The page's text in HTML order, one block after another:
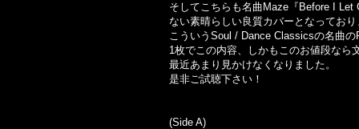
そしてこちらも名曲Maze『Before I
ない素晴らしい良質カバーとなっており
こういうSoul / Dance Classicsの名曲
1枚でこの内容、しかもこのお値段なら
最近あまり見かけなくなりました。
是非ご試聴下さい！
(Side A)